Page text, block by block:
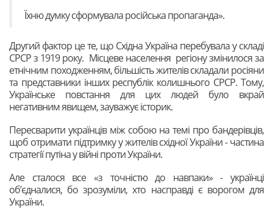
Їхню думку сформувала російська пропаганда».
Другий фактор це те, що Східна Україна перебувала у складі
СРСР з 1919 року. Місцеве населення регіону змінилося за
етнічним походженням, більшість жителів складали росіяни
та представники інших республік колишнього СРСР. Тому,
Українське повстання для цих людей було вкрай
негативним явищем, зауважує історик.
Пересварити українців між собою на темі про бандерівців,
щоб отримати підтримку у жителів східної України - частина
стратегії путіна у війні проти України.
Але сталося все «з точністю до навпаки» - українці
об’єдналися, бо зрозуміли, хто насправді є ворогом для
України.